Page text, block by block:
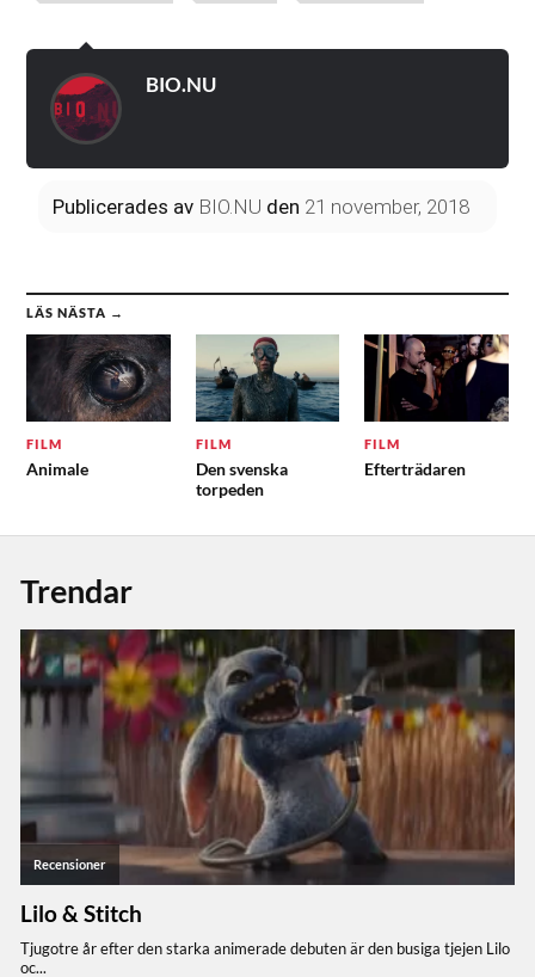
BIO.NU
Publicerades av BIO.NU den 21 november, 2018
LÄS NÄSTA →
FILM
Animale
FILM
Den svenska
torpeden
FILM
Efterträdaren
Trendar